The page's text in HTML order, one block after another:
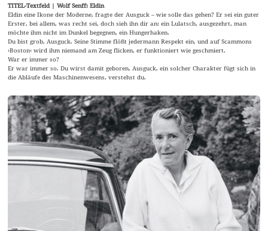
TITEL-Textfeld | Wolf Senff: Eldin
Eldin eine Ikone der Moderne, fragte der Ausguck – wie solle das gehen? Er sei ein guter
Erster, bei allem, was recht sei, doch sieh ihn dir an: ein Lulatsch, ausgezehrt, man
möchte ihm nicht im Dunkel begegnen, ein Hungerhaken.
Du bist grob, Ausguck. Seine Stimme flößt jedermann Respekt ein, und auf Scammons
›Boston‹ wird ihm niemand am Zeug flicken, er funktioniert wie geschmiert.
War er immer so?
Er war immer so. Du wirst damit geboren, Ausguck, ein solcher Charakter fügt sich in
die Abläufe des Maschinenwesens, verstehst du.